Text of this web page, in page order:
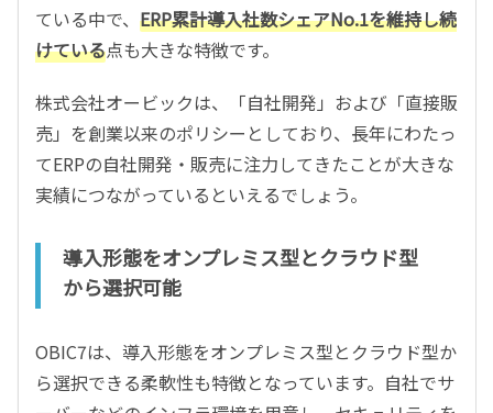
ている中で、 ERP累計導入社数シェアNo.1を維持し続
けている点も大きな特徴です。
株式会社オービックは、「自社開発」および「直接販
売」を創業以来のポリシーとしており、長年にわたっ
てERPの自社開発・販売に注力してきたことが大きな
実績につながっているといえるでしょう。
導入形態をオンプレミス型とクラウド型
から選択可能
OBIC7は、導入形態をオンプレミス型とクラウド型か
ら選択できる柔軟性も特徴となっています。自社でサ